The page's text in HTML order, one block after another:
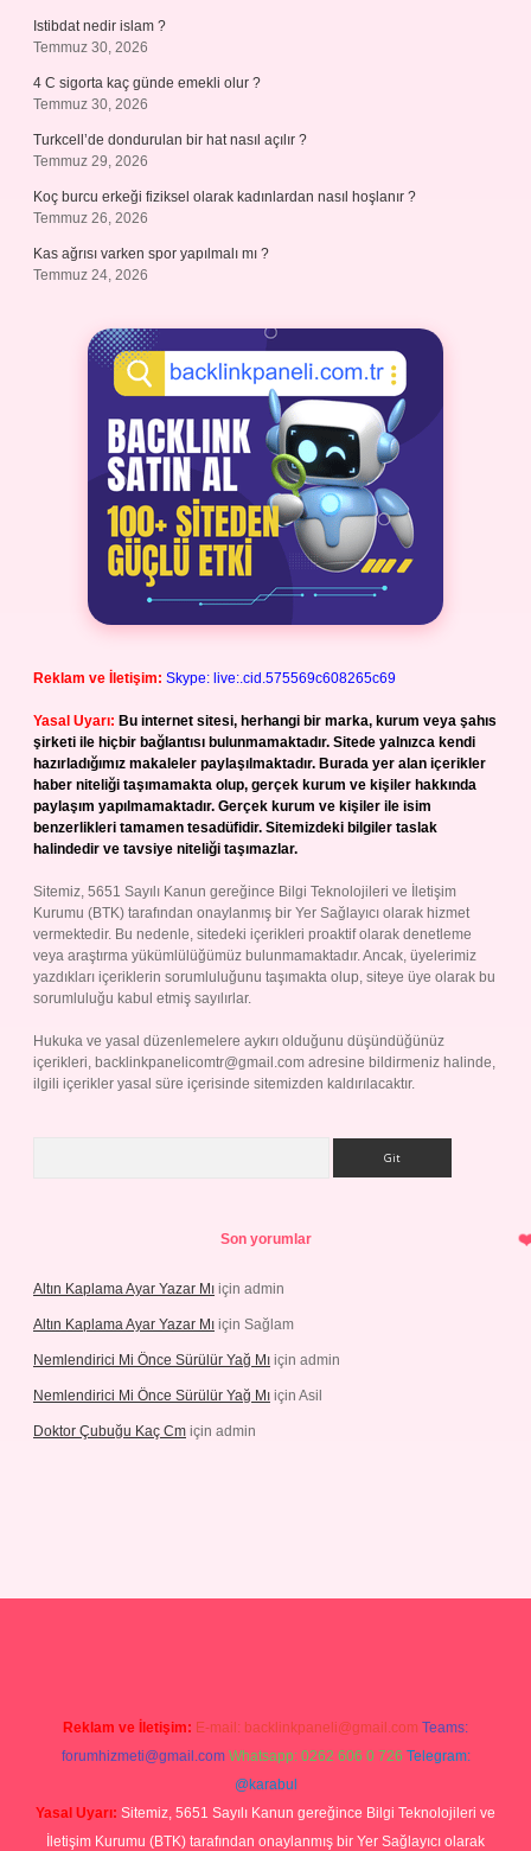
Istibdat nedir islam ?
Temmuz 30, 2026
4 C sigorta kaç günde emekli olur ?
Temmuz 30, 2026
Turkcell’de dondurulan bir hat nasıl açılır ?
Temmuz 29, 2026
Koç burcu erkeği fiziksel olarak kadınlardan nasıl hoşlanır ?
Temmuz 26, 2026
Kas ağrısı varken spor yapılmalı mı ?
Temmuz 24, 2026
Reklam ve İletişim: Skype: live:.cid.575569c608265c69
Yasal Uyarı: Bu internet sitesi, herhangi bir marka, kurum veya şahıs
şirketi ile hiçbir bağlantısı bulunmamaktadır. Sitede yalnızca kendi
hazırladığımız makaleler paylaşılmaktadır. Burada yer alan içerikler
haber niteliği taşımamakta olup, gerçek kurum ve kişiler hakkında
paylaşım yapılmamaktadır. Gerçek kurum ve kişiler ile isim
benzerlikleri tamamen tesadüfidir. Sitemizdeki bilgiler taslak
halindedir ve tavsiye niteliği taşımazlar.
Sitemiz, 5651 Sayılı Kanun gereğince Bilgi Teknolojileri ve İletişim
Kurumu (BTK) tarafından onaylanmış bir Yer Sağlayıcı olarak hizmet
vermektedir. Bu nedenle, sitedeki içerikleri proaktif olarak denetleme
veya araştırma yükümlülüğümüz bulunmamaktadır. Ancak, üyelerimiz
yazdıkları içeriklerin sorumluluğunu taşımakta olup, siteye üye olarak bu
sorumluluğu kabul etmiş sayılırlar.
Hukuka ve yasal düzenlemelere aykırı olduğunu düşündüğünüz
içerikleri, backlinkpanelicomtr@gmail.com adresine bildirmeniz halinde,
ilgili içerikler yasal süre içerisinde sitemizden kaldırılacaktır.
Son yorumlar
Altın Kaplama Ayar Yazar Mı için admin
Altın Kaplama Ayar Yazar Mı için Sağlam
Nemlendirici Mi Önce Sürülür Yağ Mı için admin
Nemlendirici Mi Önce Sürülür Yağ Mı için Asil
Doktor Çubuğu Kaç Cm için admin
Reklam ve İletişim: E-mail: backlinkpaneli@gmail.com Teams:
forumhizmeti@gmail.com Whatsapp: 0262 606 0 726 Telegram:
@karabul
Yasal Uyarı: Sitemiz, 5651 Sayılı Kanun gereğince Bilgi Teknolojileri ve
İletişim Kurumu (BTK) tarafından onaylanmış bir Yer Sağlayıcı olarak